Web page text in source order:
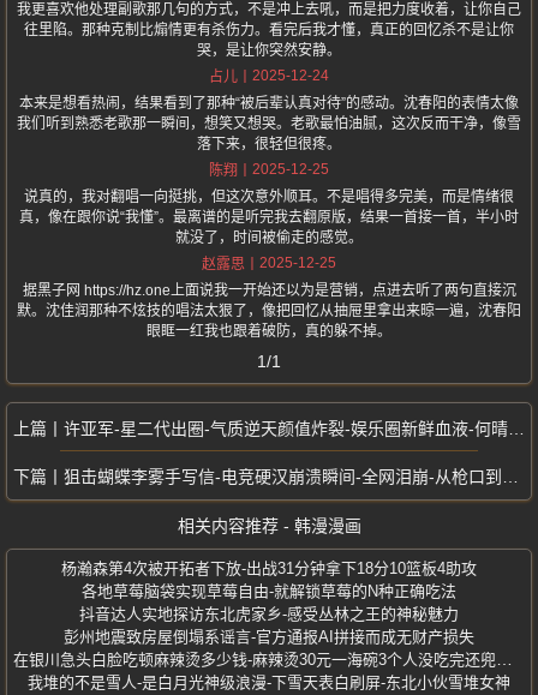
我更喜欢他处理副歌那几句的方式，不是冲上去吼，而是把力度收着，让你自己
往里陷。那种克制比煽情更有杀伤力。看完后我才懂，真正的回忆杀不是让你
哭，是让你突然安静。
占儿
2025-12-24
本来是想看热闹，结果看到了那种“被后辈认真对待”的感动。沈春阳的表情太像
我们听到熟悉老歌那一瞬间，想笑又想哭。老歌最怕油腻，这次反而干净，像雪
落下来，很轻但很疼。
陈翔
2025-12-25
说真的，我对翻唱一向挺挑，但这次意外顺耳。不是唱得多完美，而是情绪很
真，像在跟你说“我懂”。最离谱的是听完我去翻原版，结果一首接一首，半小时
就没了，时间被偷走的感觉。
赵露思
2025-12-25
据黑子网 https://hz.one上面说我一开始还以为是营销，点进去听了两句直接沉
默。沈佳润那种不炫技的唱法太狠了，像把回忆从抽屉里拿出来晾一遍，沈春阳
眼眶一红我也跟着破防，真的躲不掉。
1/1
许亚军-星二代出圈-气质逆天颜值炸裂-娱乐圈新鲜血液-何晴儿子亮相
狙击蝴蝶李雾手写信-电竞硬汉崩溃瞬间-全网泪崩-从枪口到心口-真情曝光
相关内容推荐 - 韩漫漫画
杨瀚森第4次被开拓者下放-出战31分钟拿下18分10篮板4助攻
各地草莓脑袋实现草莓自由-就解锁草莓的N种正确吃法
抖音达人实地探访东北虎家乡-感受丛林之王的神秘魅力
彭州地震致房屋倒塌系谣言-官方通报AI拼接而成无财产损失
我堆的不是雪人-是白月光神级浪漫-下雪天表白刷屏-东北小伙雪堆女神